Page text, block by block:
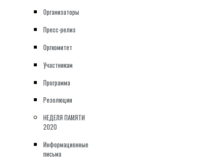
Организаторы
Пресс-релиз
Оргкомитет
Участникам
Программа
Резолюции
НЕДЕЛЯ ПАМЯТИ
2020
Информационные
письма